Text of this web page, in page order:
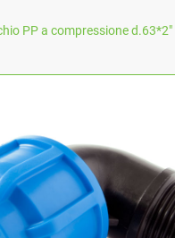
PP a compressione d.63*2"